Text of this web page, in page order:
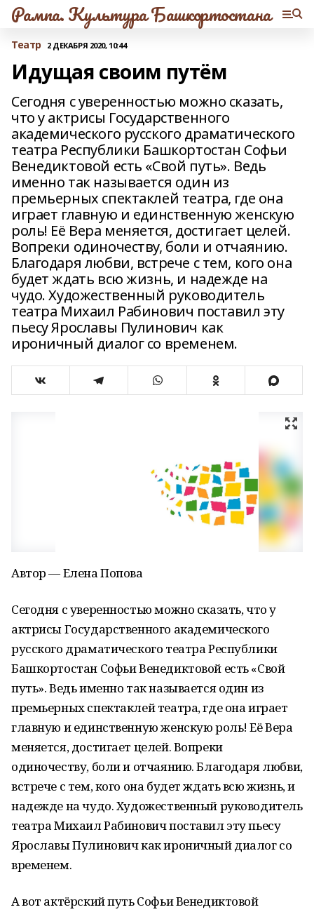
Рампа. Культура Башкортостана
Театр 2 ДЕКАБРЯ 2020, 10:44
Идущая своим путём
Сегодня с уверенностью можно сказать,
что у актрисы Государственного
академического русского драматического
театра Республики Башкортостан Софьи
Венедиктовой есть «Свой путь». Ведь
именно так называется один из
премьерных спектаклей театра, где она
играет главную и единственную женскую
роль! Её Вера меняется, достигает целей.
Вопреки одиночеству, боли и отчаянию.
Благодаря любви, встрече с тем, кого она
будет ждать всю жизнь, и надежде на
чудо. Художественный руководитель
театра Михаил Рабинович поставил эту
пьесу Ярославы Пулинович как
ироничный диалог со временем.
Автор — Елена Попова
Сегодня с уверенностью можно сказать, что у
актрисы Государственного академического
русского драматического театра Республики
Башкортостан Софьи Венедиктовой есть «Свой
путь». Ведь именно так называется один из
премьерных спектаклей театра, где она играет
главную и единственную женскую роль! Её Вера
меняется, достигает целей. Вопреки
одиночеству, боли и отчаянию. Благодаря любви,
встрече с тем, кого она будет ждать всю жизнь, и
надежде на чудо. Художественный руководитель
театра Михаил Рабинович поставил эту пьесу
Ярославы Пулинович как ироничный диалог со
временем.
А вот актёрский путь Софьи Венедиктовой